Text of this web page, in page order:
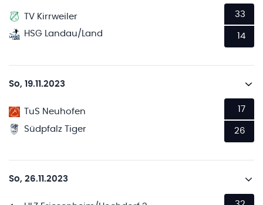
TV Kirrweiler
HSG Landau/Land
33
14
So, 19.11.2023
TuS Neuhofen
Südpfalz Tiger
17
26
So, 26.11.2023